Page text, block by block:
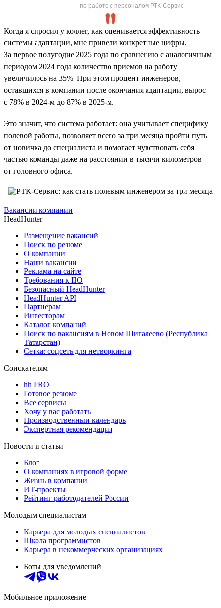
по работе с персоналом РТК-Сервис
Когда я спросил у коллег, как оценивается эффективность
системы адаптации, мне привели конкретные цифры.
За первое полугодие 2025 года по сравнению с аналогичным
периодом 2024 года количество приемов на работу
увеличилось на 35%. При этом процент инженеров,
оставшихся в компании после окончания адаптации, вырос
с 78% в 2024-м до 87% в 2025-м.
Это значит, что система работает: она учитывает специфику
полевой работы, позволяет всего за три месяца пройти путь
от новичка до специалиста и помогает чувствовать себя
частью команды даже на расстоянии в тысячи километров
от головного офиса.
Вакансии компании
HeadHunter
Размещение вакансий
Поиск по резюме
О компании
Наши вакансии
Реклама на сайте
Требования к ПО
Безопасный HeadHunter
HeadHunter API
Партнерам
Инвесторам
Каталог компаний
Поиск по вакансиям в Новом Шигалеево (Республика
Татарстан)
Сетка: соцсеть для нетворкинга
Соискателям
hh PRO
Готовое резюме
Все сервисы
Хочу у вас работать
Производственный календарь
Экспертная рекомендация
Новости и статьи
Блог
О компаниях в игровой форме
Жизнь в компании
ИТ-проекты
Рейтинг работодателей России
Молодым специалистам
Карьера для молодых специалистов
Школа программистов
Карьера в некоммерческих организациях
Боты для уведомлений
Мобильное приложение